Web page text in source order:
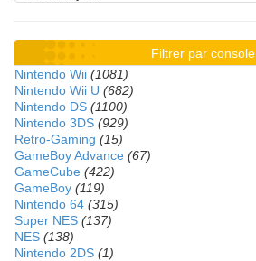
Filtrer par console
Nintendo Wii (1081)
Nintendo Wii U (682)
Nintendo DS (1100)
Nintendo 3DS (929)
Retro-Gaming (15)
GameBoy Advance (67)
GameCube (422)
GameBoy (119)
Nintendo 64 (315)
Super NES (137)
NES (138)
Nintendo 2DS (1)